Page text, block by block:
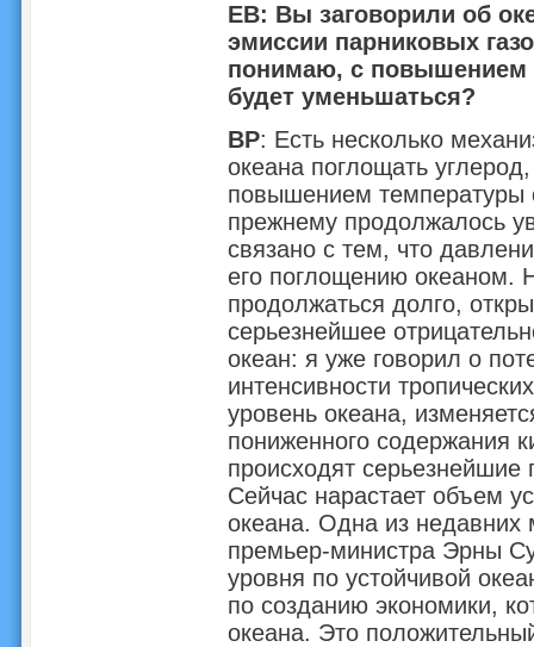
ЕВ: Вы заговорили об
эмиссии парниковых
понимаю, с повышением
будет уменьшаться?
ВР: Есть несколько
океана поглощать
повышением температуры
прежнему продолжалось
связано с тем, что
его поглощению океаном.
продолжаться долго,
серьезнейшее
океан: я уже говорил о
интенсивности
уровень океана,
пониженного содержания
происходят
Сейчас нарастает объем
океана. Одна из недавних
премьер-министра Эрны
уровня по устойчивой
по созданию экономики,
океана. Это